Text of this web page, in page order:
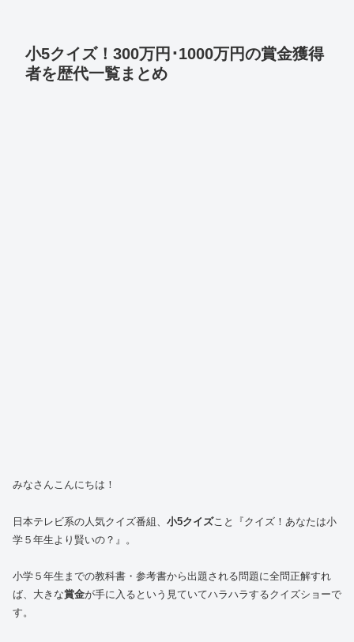
小5クイズ！300万円･1000万円の賞金獲得
者を歴代一覧まとめ
みなさんこんにちは！
日本テレビ系の人気クイズ番組、 小5クイズこと『クイズ！あなたは小
学５年生より賢いの？』。
小学５年生までの教科書・参考書から出題される問題に全問正解すれ
ば、大きな賞金が手に入るという見ていてハラハラするクイズショーで
す。